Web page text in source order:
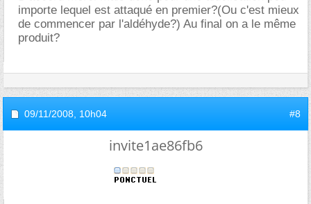
importe lequel est attaqué en premier?(Ou c'est mieux
de commencer par l'aldéhyde?) Au final on a le même
produit?
09/11/2008, 10h04 #8
invite1ae86fb6